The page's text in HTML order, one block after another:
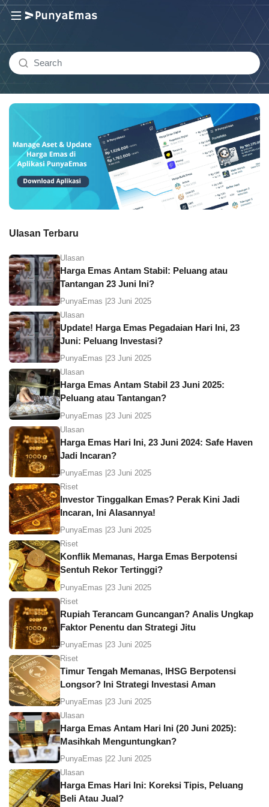
Ulasan Terbaru
Ulasan
Harga Emas Antam Stabil: Peluang atau
Tantangan 23 Juni Ini?
PunyaEmas | 23 Juni 2025
Ulasan
Update! Harga Emas Pegadaian Hari Ini, 23
Juni: Peluang Investasi?
PunyaEmas | 23 Juni 2025
Ulasan
Harga Emas Antam Stabil 23 Juni 2025:
Peluang atau Tantangan?
PunyaEmas |23 Juni 2025
Ulasan
Harga Emas Hari Ini, 23 Juni 2024: Safe Haven
Jadi Incaran?
PunyaEmas | 23 Juni 2025
Riset
Investor Tinggalkan Emas? Perak Kini Jadi
Incaran, Ini Alasannya!
PunyaEmas | 23 Juni 2025
Riset
Konflik Memanas, Harga Emas Berpotensi
Sentuh Rekor Tertinggi?
PunyaEmas |23 Juni 2025
Riset
Rupiah Terancam Guncangan? Analis Ungkap
Faktor Penentu dan Strategi Jitu
PunyaEmas | 23 Juni 2025
Riset
Timur Tengah Memanas, IHSG Berpotensi
Longsor? Ini Strategi Investasi Aman
PunyaEmas | 23 Juni 2025
Ulasan
Harga Emas Antam Hari Ini (20 Juni 2025):
Masihkah Menguntungkan?
PunyaEmas | 22 Juni 2025
Ulasan
Harga Emas Hari Ini: Koreksi Tipis, Peluang
Beli Atau Jual?